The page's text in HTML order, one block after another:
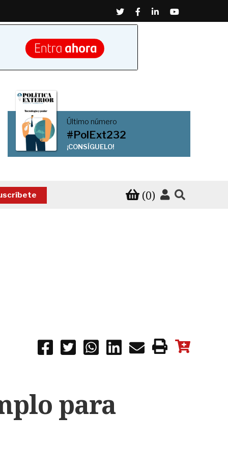
TwitterFacebook
LinkedinYoutube
Último número
#PolExt232
¡CONSÍGUELO!
(0)
para